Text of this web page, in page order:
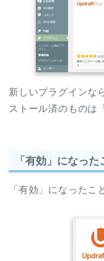
新しいプラグインな
ストール済のものは
「有効」になっ
「有効」になったこ